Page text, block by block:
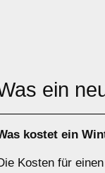
ein
kostet ein
Kosten für